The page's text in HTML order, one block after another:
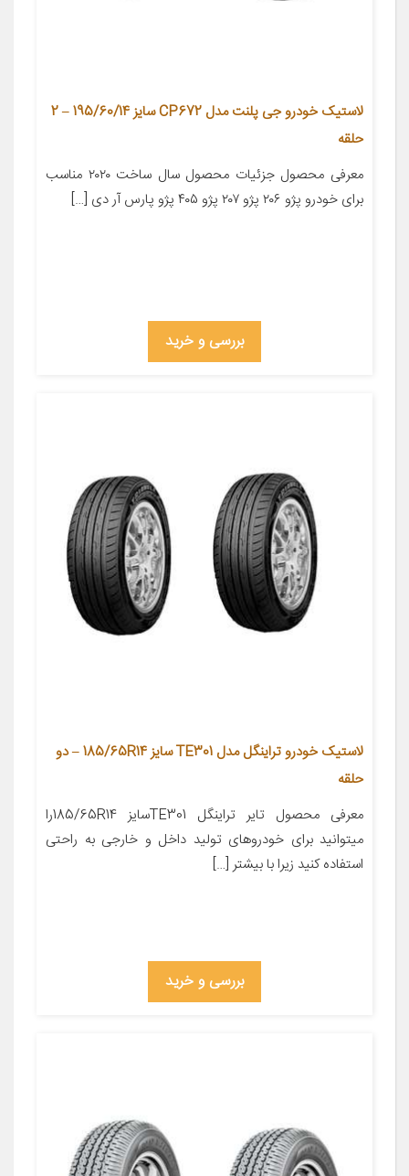
لاستیک خودرو جی پلنت مدل CP672 سایز 195/60/14 – 2
حلقه
معرفی محصول جزئیات محصول سال ساخت ۲۰۲۰ مناسب
برای خودرو پژو ۲۰۶ پژو ۲۰۷ پژو ۴۰۵ پژو پارس آر دی […]
بررسی و خرید
لاستیک خودرو تراینگل مدل TE301 سایز 185/65R14 – دو
حلقه
معرفی محصول تایر تراینگل TE301سایز 185/65R14را
میتوانید برای خودروهای تولید داخل و خارجی به راحتی
استفاده کنید زیرا با بیشتر […]
بررسی و خرید